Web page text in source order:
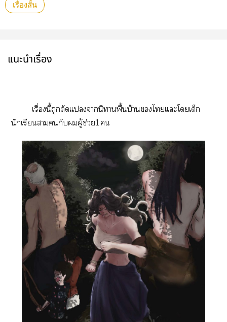
เรื่องสั้น
แนะนำเรื่อง
เรื่องนี้ถูกดัดแานิทานพื้นบ้านไแะโเด็ก
นักเรียนากับผู้ช่วย1